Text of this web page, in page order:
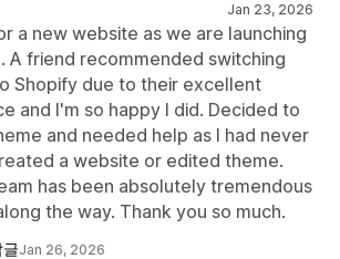
Jan 23, 2026
a new website as we are launching
A friend recommended switching
Shopify due to their excellent
and I'm so happy I did. Decided to
and needed help as I had never
a website or edited theme.
has been absolutely tremendous
the way. Thank you so much.
Jan 26, 2026